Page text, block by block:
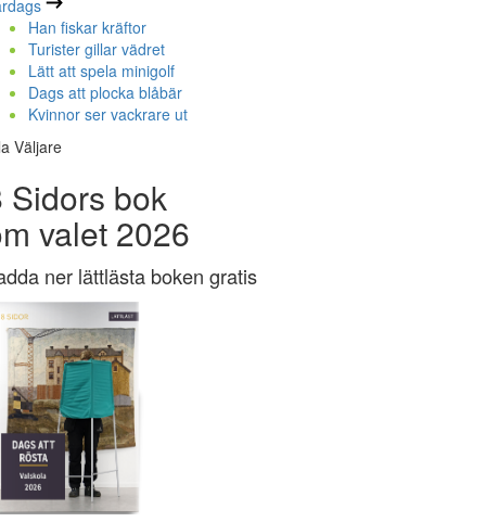
Han fiskar kräftor
Turister gillar vädret
Lätt att spela minigolf
Dags att plocka blåbär
Kvinnor ser vackrare ut
Väljare
Sidors bok
valet 2026
ner lättlästa boken gratis